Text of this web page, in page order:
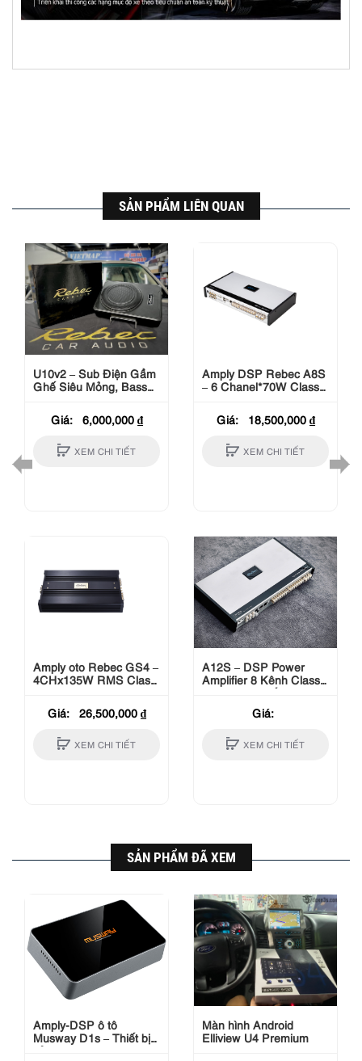
SẢN PHẨM LIÊN QUAN
U10v2 – Sub Điện Gầm
Ghế Siêu Mỏng, Bass
Giá:
6,000,000₫
XEM CHI TIẾT
Amply oto Rebec GS4 –
4CHx135W RMS Class
Giá: 26,500,000₫
XEM CHI TIẾT
Amply DSP Rebec A8S
– 6 Chanel*70W Class
Giá:
18,500,000₫
XEM CHI TIẾT
A12S – DSP Power
Amplifier 8 Kênh Class
AB, Công Suất Lớn
Giá:
XEM CHI TIẾT
SẢN PHẨM ĐÃ XEM
Amply-DSP ô tô
Musway D1s – Thiết bị
của tương lai
Màn hình Android
Elliview U4 Premium